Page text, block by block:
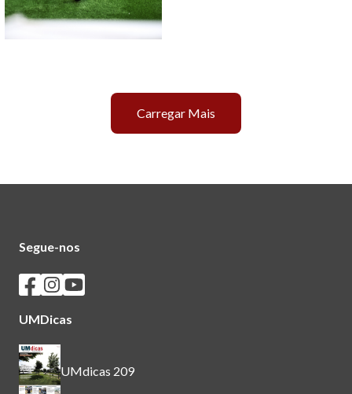
Carregar Mais
Segue-nos
Seguir os SASUM no Facebook
Seguir os SASUM no Instagram
Seguir os SASUM no Youtube
UMDicas
UMdicas 209